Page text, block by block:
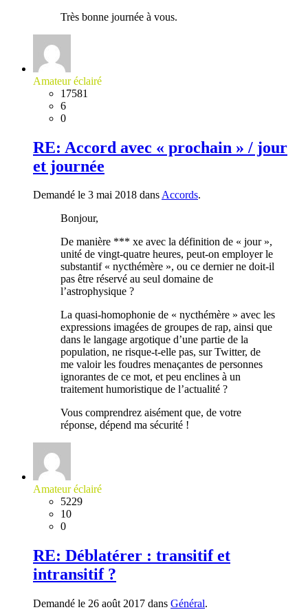
Très bonne journée à vous.
Amateur éclairé
17581
6
0
RE: Accord avec « prochain » / jour
et journée
Demandé le 3 mai 2018 dansAccords.
Bonjour,
De manière *** xe avec la définition de « jour »,
unité de vingt-quatre heures, peut-on employer le
substantif « nycthémère », ou ce dernier ne doit-il
pas être réservé au seul domaine de
l’astrophysique ?
La quasi-homophonie de « nycthémère » avec les
expressions imagées de groupes de rap, ainsi que
dans le langage argotique d’une partie de la
population, ne risque-t-elle pas, sur Twitter, de
me valoir les foudres menaçantes de personnes
ignorantes de ce mot, et peu enclines à un
traitement humoristique de l’actualité ?
Vous comprendrez aisément que, de votre
réponse, dépend ma sécurité !
Amateur éclairé
5229
10
0
RE: Déblatérer : transitif et
intransitif ?
Demandé le 26 août 2017 dans Général.